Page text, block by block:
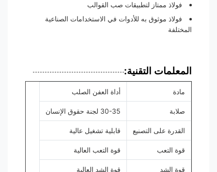
فولاذ ممتاز لتطبيقات صب القوالب
فولاذ موثوق به للأدوات في الاستخدامات الصناعية
المختلفة
المعلمات التقنية:
أداة العفن الصلب
30-35 لجنة حقوق الإنسان
القدرة على التصنيع قابلية تشغيل عالية
قوة التعب قوة التعب العالية
قوة الشد قوة الشد العالية